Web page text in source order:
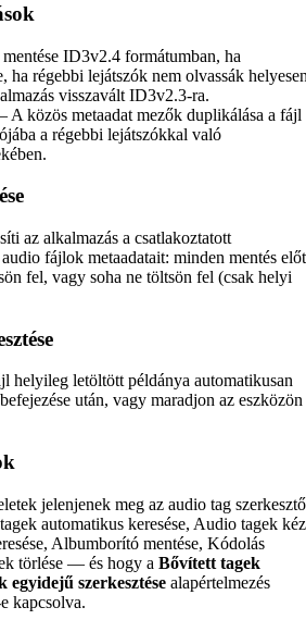
ID3v2.4 formátumban, ha
ha régebbi lejátszók nem olvassák
visszavált ID3v2.3-ra.
A közös metaadat mezők duplikálása a fájl
a régebbi lejátszókkal való
az alkalmazás a csatlakoztatott
fájlok metaadatait: minden mentés
fel, vagy soha ne töltsön fel (csak helyi
helyileg letöltött példánya automatikusan
után, vagy maradjon az eszközön
jelenjenek meg az audio tag szerkesztő
automatikus keresése, Audio tagek
Albumborító mentése, Kódolás
törlése — és hogy a Bővített tagek
egyidejű szerkesztése alapértelmezés
kapcsolva.